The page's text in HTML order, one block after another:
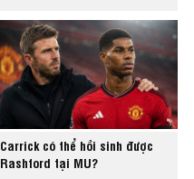
Carrick có thể hồi sinh được
Rashford tại MU?